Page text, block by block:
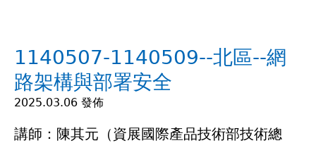
裡
1140507-1140509--北區--網
路架構與部署安全
2025.03.06 發佈
講師：陳其元（資展國際產品技術部技術總